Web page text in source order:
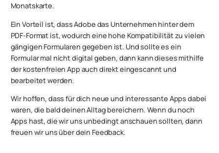
Monatskarte.
Ein Vorteil ist, dass Adobe das Unternehmen hinter dem
PDF-Format ist, wodurch eine hohe Kompatibilität zu vielen
gängigen Formularen gegeben ist. Und sollte es ein
Formular mal nicht digital geben, dann kann dieses mithilfe
der kostenfreien App auch direkt eingescannt und
bearbeitet werden.
Wir hoffen, dass für dich neue und interessante Apps dabei
waren, die bald deinen Alltag bereichern. Wenn du noch
Apps hast, die wir uns unbedingt anschauen sollten, dann
freuen wir uns über dein Feedback.